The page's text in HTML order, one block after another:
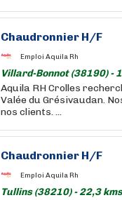
Chaudronnier H/F
Emploi Aquila Rh
Villard-Bonnot (38190) -
Aquila RH Crolles
Valée du Grésivaudan.
nos clients. ...
Chaudronnier H/F
Emploi Aquila Rh
Tullins (38210) - 22,3